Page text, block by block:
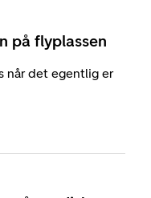
på flyplassen
når det egentlig er